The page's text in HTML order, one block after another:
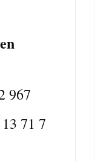
967
71 7